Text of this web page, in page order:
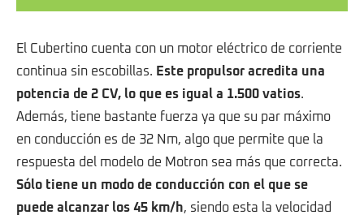
El Cubertino cuenta con un motor eléctrico de corriente
continua sin escobillas. Este propulsor acredita una
potencia de 2 CV, lo que es igual a 1.500 vatios.
Además, tiene bastante fuerza ya que su par máximo
en conducción es de 32 Nm, algo que permite que la
respuesta del modelo de Motron sea más que correcta.
Sólo tiene un modo de conducción con el que se
puede alcanzar los 45 km/h, siendo esta la velocidad